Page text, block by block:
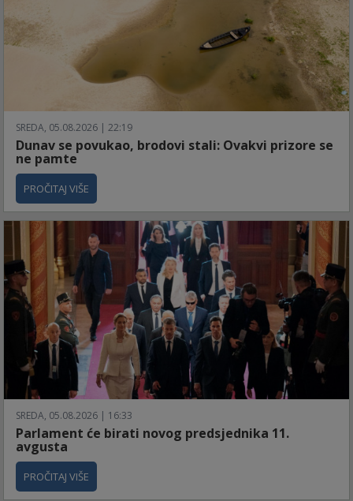
SREDA, 05.08.2026 | 22:19
Dunav se povukao, brodovi stali: Ovakvi prizore se
ne pamte
PROČITAJ VIŠE
SREDA, 05.08.2026 | 16:33
Parlament će birati novog predsjednika 11.
avgusta
PROČITAJ VIŠE